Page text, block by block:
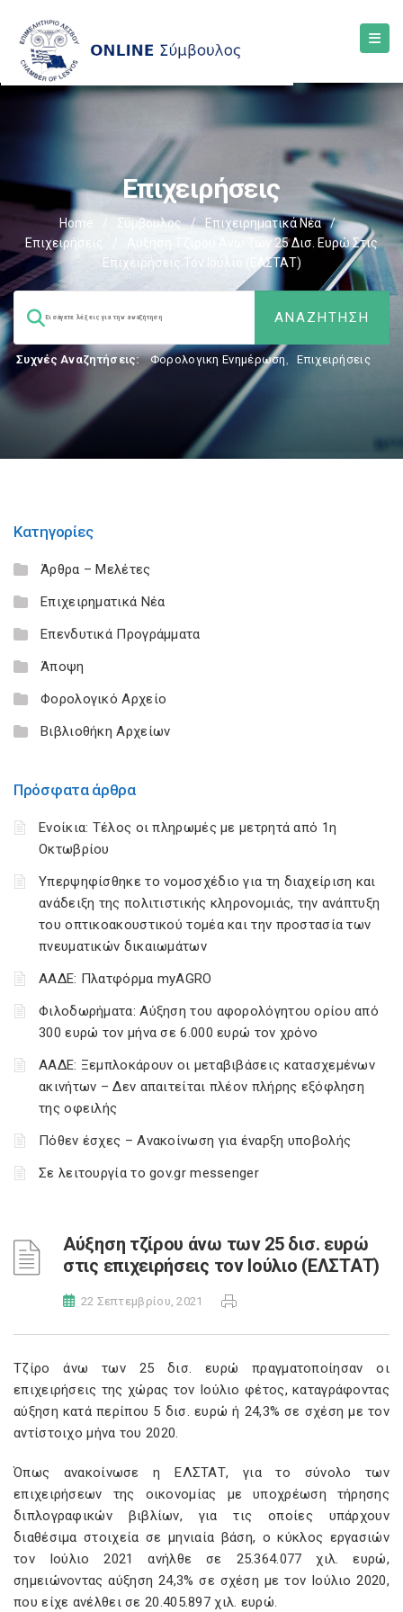
Επιχειρήσεις
Home Σύμβουλος / Επιχειρηματικά Νέα
/
Επιχειρήσεις
Αύξηση Τζίρου Άνω Των 25 Δισ. Ευρώ Στις
Επιχειρήσεις Τον Ιούλιο (ΕΛΣΤΑΤ)
Συχνές Αναζητήσεις: Φορολογικη Ενημέρωση, Επιχειρήσεις
Κατηγορίες
Άρθρα – Μελέτες
Επιχειρηματικά Νέα
Επενδυτικά Προγράμματα
Άποψη
Φορολογικό Αρχείο
Βιβλιοθήκη Αρχείων
Πρόσφατα άρθρα
Ενοίκια: Τέλος οι πληρωμές με μετρητά από 1η
Οκτωβρίου
Υπερψηφίσθηκε το νομοσχέδιο για τη διαχείριση και
ανάδειξη της πολιτιστικής κληρονομιάς, την ανάπτυξη
του οπτικοακουστικού τομέα και την προστασία των
πνευματικών δικαιωμάτων
ΑΑΔΕ: Πλατφόρμα myAGRO
Φιλοδωρήματα: Αύξηση του αφορολόγητου ορίου από
300 ευρώ τον μήνα σε 6.000 ευρώ τον χρόνο
ΑΑΔΕ: Ξεμπλοκάρουν οι μεταβιβάσεις κατασχεμένων
ακινήτων – Δεν απαιτείται πλέον πλήρης εξόφληση
της οφειλής
Πόθεν έσχες – Ανακοίνωση για έναρξη υποβολής
Σε λειτουργία το gov.gr messenger
Αύξηση τζίρου άνω των 25 δισ. ευρώ
στις επιχειρήσεις τον Ιούλιο (ΕΛΣΤΑΤ)
22 Σεπτεμβρίου, 2021
Τζίρο άνω των 25 δισ. ευρώ πραγματοποίησαν οι
επιχειρήσεις της χώρας τον Ιούλιο φέτος, καταγράφοντας
αύξηση κατά περίπου 5 δισ. ευρώ ή 24,3% σε σχέση με τον
αντίστοιχο μήνα του 2020.
Όπως ανακοίνωσε η ΕΛΣΤΑΤ, για το σύνολο των
επιχειρήσεων της οικονομίας με υποχρέωση τήρησης
διπλογραφικών βιβλίων, για τις οποίες υπάρχουν
διαθέσιμα στοιχεία σε μηνιαία βάση, ο κύκλος εργασιών
τον Ιούλιο 2021 ανήλθε σε 25.364.077 χιλ. ευρώ,
σημειώνοντας αύξηση 24,3% σε σχέση με τον Ιούλιο 2020,
που είχε ανέλθει σε 20.405.897 χιλ. ευρώ.